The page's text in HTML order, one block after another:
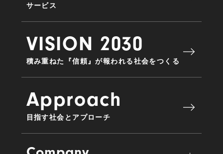
サービス
VISION 2030
積み重ねた『信頼』が報われる社会をつくる
Approach
目指す社会とアプローチ